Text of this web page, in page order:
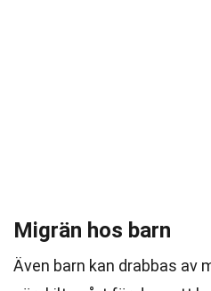
Migrän hos barn
Även barn kan drabbas av